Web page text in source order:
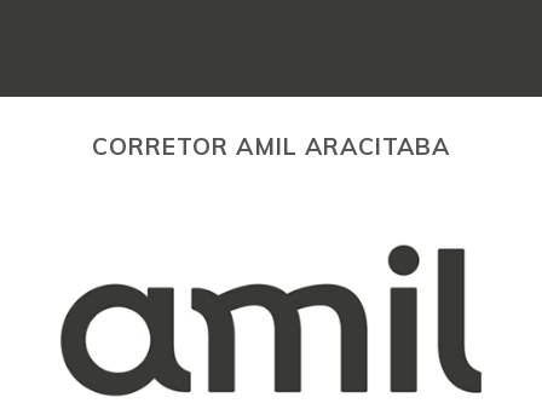
CORRETOR AMIL ARACITABA